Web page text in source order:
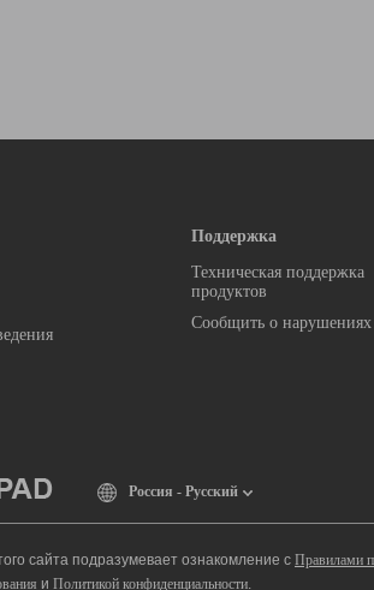
Поддержка
Техническая поддержка
продуктов
Сообщить о нарушениях
Россия - Русский
сайта подразумевает ознакомление с Правилами
и Политикой конфиденциальности.